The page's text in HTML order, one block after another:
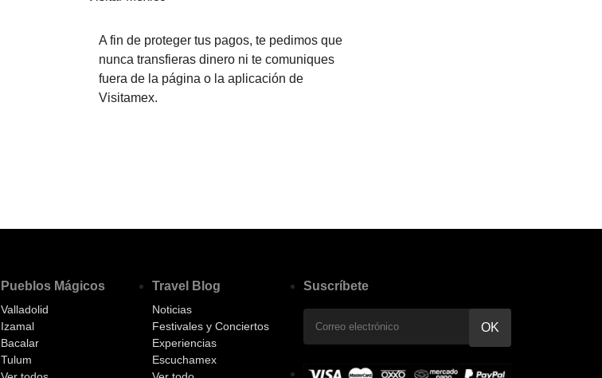
A fin de proteger tus pagos, te pedimos que
nunca transfieras dinero ni te comuniques
fuera de la página o la aplicación de
Visitamex.
Pueblos Mágicos
Valladolid
Izamal
Bacalar
Tulum
Travel Blog
Noticias
Festivales y Conciertos
Experiencias
Escuchamex
Suscríbete